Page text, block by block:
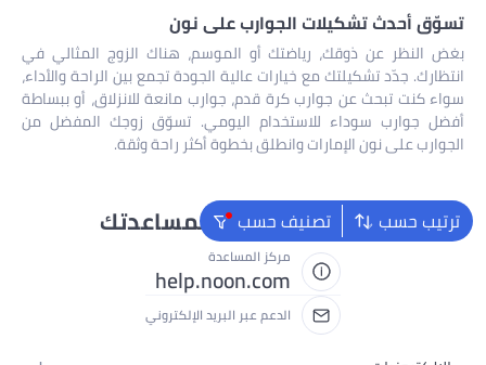
تسوّق أحدث تشكيلات الجوارب على نون
بغض النظر عن ذوقك، رياضتك أو الموسم، هناك الزوج المثالي في
انتظارك. جدّد تشكيلتك مع خيارات عالية الجودة تجمع بين الراحة والأداء،
سواء كنت تبحث عن جوارب كرة قدم، جوارب مانعة للانزلاق، أو ببساطة
أفضل جوارب سوداء للاستخدام اليومي. تسوّق زوجك المفضل من
الجوارب على نون الإمارات وانطلق بخطوة أكثر راحة وثقة.
ترتيب حسب تصنيف حسب
نحن دائماً جاهزون لمساعدتك
مركز المساعدة
help.noon.com
الدعم عبر البريد الإلكتروني